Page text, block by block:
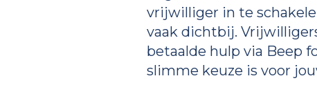
vrijwilliger in te
vaak dichtbij.
betaalde hulp via Beep
slimme keuze is voor